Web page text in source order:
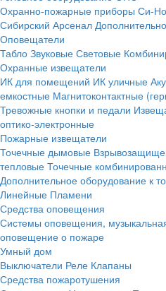
Охранно-пожарные приборы Си-
Сибирский Арсенал
Оповещатели
Табло Звуковые Световые
Охранные извещатели
ИК для помещений ИК уличные
емкостные Магнитоконтактные
Тревожные кнопки и педали
оптико-электронные
Пожарные извещатели
Точечные дымовые
тепловые Точечные
Дополнительное оборудование к
Линейные Пламени
Средства оповещения
Системы оповещения,
оповещение о пожаре
Умный дом
Выключатели Реле Клапаны
Средства пожаротушения